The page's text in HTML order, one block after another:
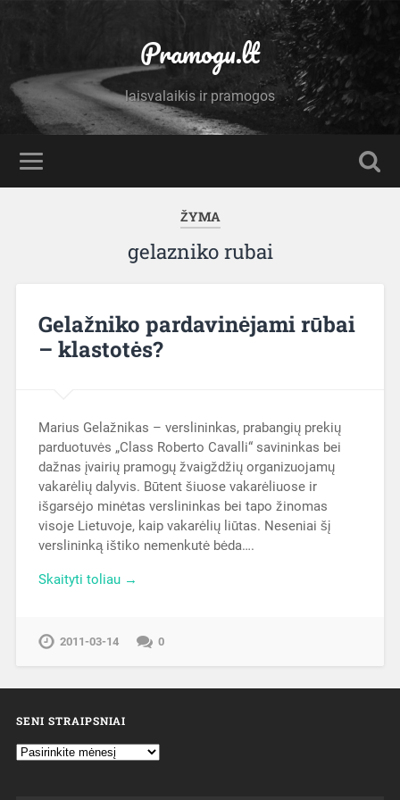
Pramogu.lt
laisvalaikis ir pramogos
ŽYMA
gelazniko rubai
Gelažniko pardavinėjami rūbai
– klastotės?
Marius Gelažnikas – verslininkas, prabangių prekių
parduotuvės „Class Roberto Cavalli“ savininkas bei
dažnas įvairių pramogų žvaigždžių organizuojamų
vakarėlių dalyvis. Būtent šiuose vakarėliuose ir
išgarsėjo minėtas verslininkas bei tapo žinomas
visoje Lietuvoje, kaip vakarėlių liūtas. Neseniai šį
verslininką ištiko nemenkutė bėda….
Skaityti toliau →
2011-03-14 0
SENI STRAIPSNIAI